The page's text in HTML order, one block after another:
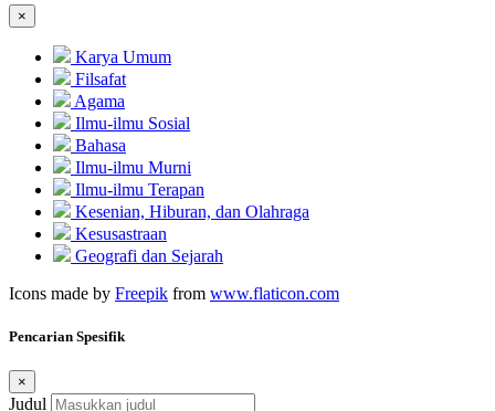
×
Karya Umum
Filsafat
Agama
Ilmu-ilmu Sosial
Bahasa
Ilmu-ilmu Murni
Ilmu-ilmu Terapan
Kesenian, Hiburan, dan Olahraga
Kesusastraan
Geografi dan Sejarah
Icons made by Freepik from www.flaticon.com
Pencarian Spesifik
×
Judul